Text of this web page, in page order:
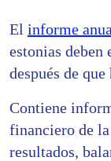
El informe
estonias deben
después de
Contiene
financiero de
resultados,